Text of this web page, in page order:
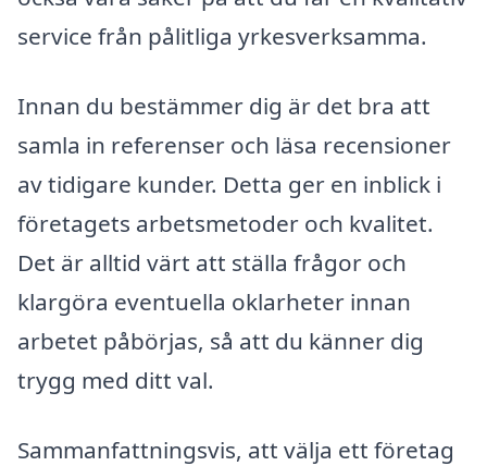
service från pålitliga yrkesverksamma.
Innan du bestämmer dig är det bra att
samla in referenser och läsa recensioner
av tidigare kunder. Detta ger en inblick i
företagets arbetsmetoder och kvalitet.
Det är alltid värt att ställa frågor och
klargöra eventuella oklarheter innan
arbetet påbörjas, så att du känner dig
trygg med ditt val.
Sammanfattningsvis, att välja ett företag